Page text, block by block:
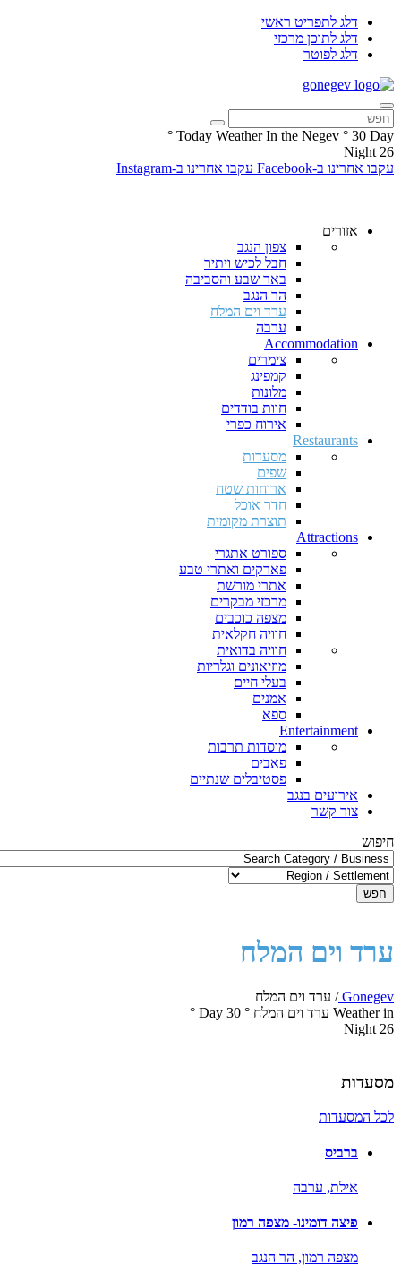
דלג לתפריט ראשי
דלג לתוכן מרכזי
דלג לפוטר
Today Weather In the Negev ° 30 Day
°
26
Night
עקבו אחרינו ב-Facebook
עקבו אחרינו ב-Instagram
אזורים
צפון הנגב
חבל לכיש ויתיר
באר שבע והסביבה
הר הנגב
ערד וים המלח
ערבה
Accommodation
צימרים
קמפינג
מלונות
חוות בודדים
אירוח כפרי
Restaurants
מסעדות
שפים
ארוחות שטח
חדר אוכל
תוצרת מקומית
Attractions
ספורט אתגרי
פארקים ואתרי טבע
אתרי מורשת
מרכזי מבקרים
מצפה כוכבים
חוויה חקלאית
חוויה בדואית
מוזיאונים וגלריות
בעלי חיים
אמנים
ספא
Entertainment
מוסדות תרבות
פאבים
פסטיבלים שנתיים
אירועים בנגב
צור קשר
חיפוש
חפש
ערד וים המלח
Gonegev
/ ערד וים המלח
Weather in ערד וים המלח
°
30
Day
°
26
Night
מסעדות
לכל המסעדות
ברביס
אילת, ערבה
פיצה דומינו- מצפה רמון
מצפה רמון, הר הנגב